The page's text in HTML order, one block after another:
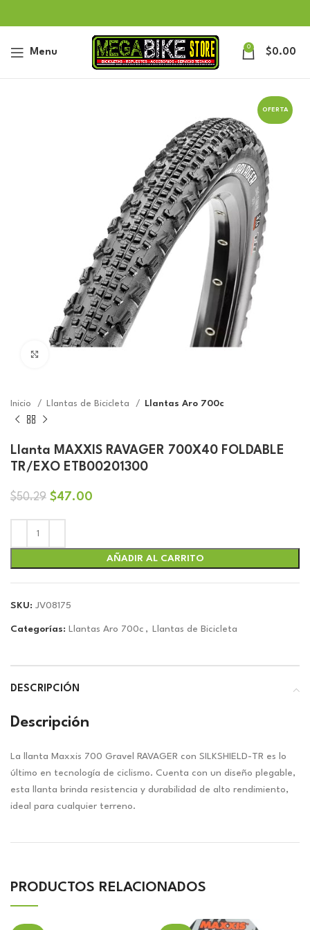
Menu 0 $0.00
OFERTA
Inicio Llantas de Bicicleta Llantas Aro 700c
Llanta MAXXIS RAVAGER 700X40 FOLDABLE
TR/EXO ETB00201300
$50.29 El
era:
$47.00
$47.00.
AÑADIR AL CARRITO
SKU: JV08175
Categorías: Llantas Aro 700c , Llantas de Bicicleta
DESCRIPCIÓN
Descripción
La llanta Maxxis 700 Gravel RAVAGER con SILKSHIELD-TR es lo
último en tecnología de ciclismo. Cuenta con un diseño plegable,
esta llanta brinda resistencia y durabilidad de alto rendimiento,
ideal para cualquier terreno.
PRODUCTOS RELACIONADOS